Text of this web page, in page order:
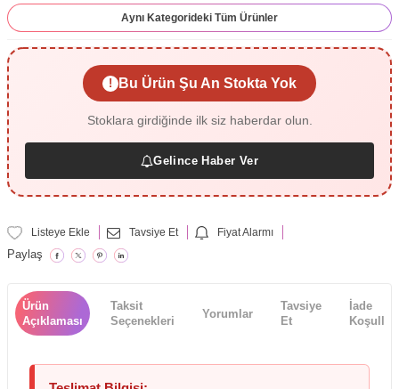
Aynı Kategorideki Tüm Ürünler
! Bu Ürün Şu An Stokta Yok
Stoklara girdiğinde ilk siz haberdar olun.
Gelince Haber Ver
Listeye Ekle Tavsiye Et Fiyat Alarmı
Paylaş
Ürün
Açıklaması
Taksit
Seçenekleri
Yorumlar
Tavsiye
Et
İade
Koşulları